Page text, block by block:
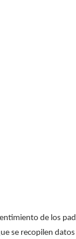
de los
se recopilen